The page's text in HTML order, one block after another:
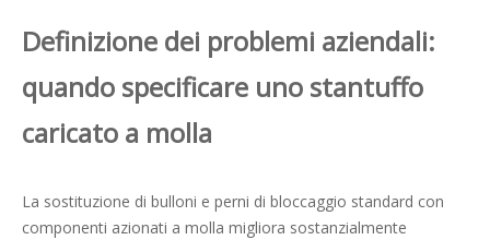
Definizione dei problemi aziendali:
quando specificare uno stantuffo
caricato a molla
La sostituzione di bulloni e perni di bloccaggio standard con
componenti azionati a molla migliora sostanzialmente